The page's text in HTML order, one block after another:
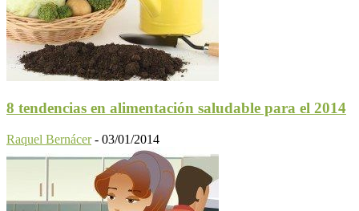
8 tendencias en alimentación saludable para el 2014
Raquel Bernácer - 03/01/2014